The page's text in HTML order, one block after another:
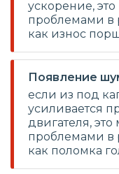
ускорение,
проблемами в
как износ
Появление
если из под
усиливается
двигателя,
проблемами в
как поломка